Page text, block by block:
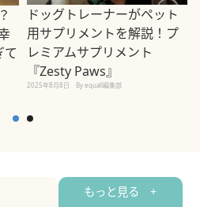
て
ドッグトレーナーがペット
用サプリメントを解説！プ
レミアムサプリメント
『Zesty Paws』
2025年8月8日 By equall編集部
もっと見る +